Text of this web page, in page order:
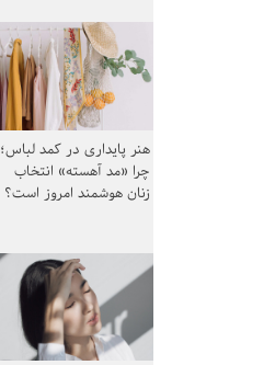
هنر پایداری در کمد لباس؛
چرا «مد آهسته» انتخاب
زنان هوشمند امروز است؟